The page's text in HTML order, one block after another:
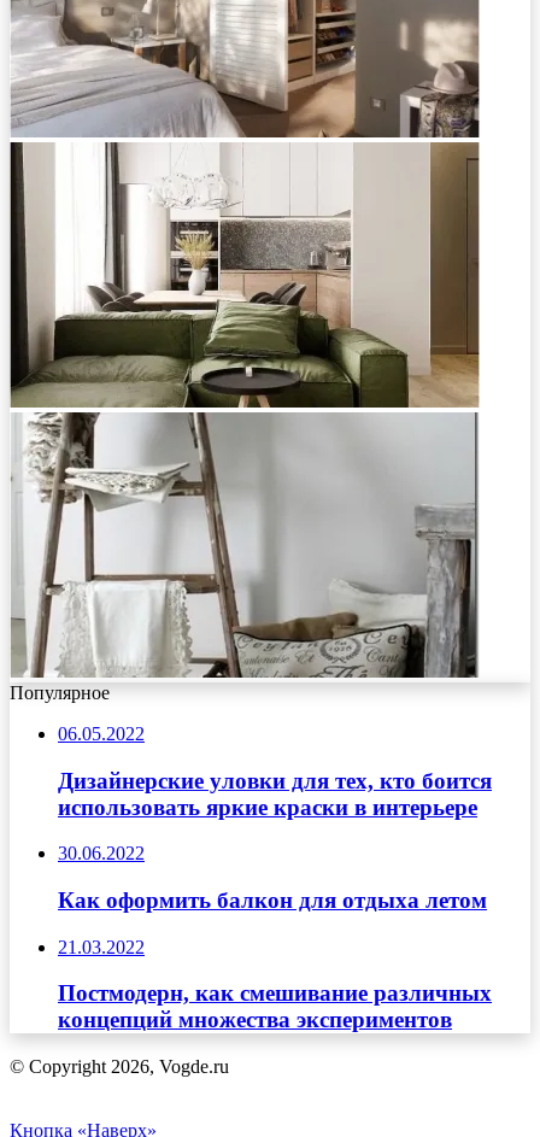
Популярное
06.05.2022
Дизайнерские уловки для тех, кто боится
использовать яркие краски в интерьере
30.06.2022
Как оформить балкон для отдыха летом
21.03.2022
Постмодерн, как смешивание различных
концепций множества экспериментов
© Copyright 2026, Vogde.ru
Кнопка «Наверх»